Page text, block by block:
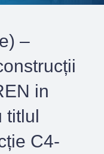
–
in
titlul
C4-